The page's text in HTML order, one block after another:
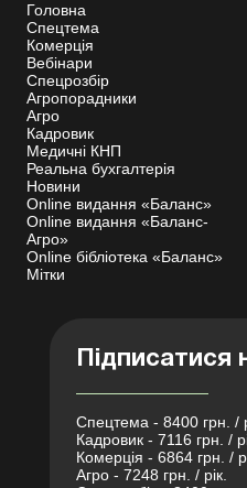
Головна
Спецтема
Комерція
Вебінари
Спецрозбір
Агропорадники
Агро
Кадровик
Медичні КНП
Реальна бухгалтерія
Новини
Online видання «Баланс»
Online видання «Баланс-
Агро»
Online бібліотека «Баланс»
Мітки
Підписатися
Спецтема - 8400 грн. /
Кадровик - 7116 грн. /
Комерція - 6864 грн. /
Агро - 7248 грн. / рік.